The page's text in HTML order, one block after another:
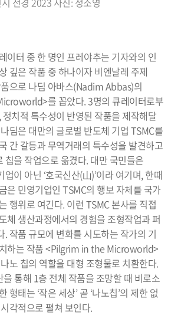
이터 중 한 명인 프레야추는 기자와의 인
깊은 작품 중 하나이자 비엔날레 주제
으로 나딤 아바스(Nadim Abbas)의
를 꼽았다. 3명의 큐레이터로부
치적 특수성이 반영된 작품을 제작해달
딤은 대만의 글로벌 반도체 기업 TSMC를
간 갈등과 무역거래의 특수성을 발견하고
칩을 작업으로 옮겼다. 대만 국민들은
이 아닌 ‘호국신산(山)’이라 여기며, 한때
은 민영기업인 TSMC의 행보 자체를 국가
행위로 여긴다. 이런 TSMC 본사를 직접
체 생산과정에서의 경험을 조형작업과 퍼
. 작품 규모에 변화를 시도하는 작가의 기
하는 작품 <Pilgrim in the Microworld>
노 칩의 역할을 대형 조형물로 치환한다.
통해 1층 전체 작품을 조망할 때 비로소
형태는 ‘작은 세상’ 곧 ‘나노칩’의 제한 없
각적으로 펼쳐 보인다.